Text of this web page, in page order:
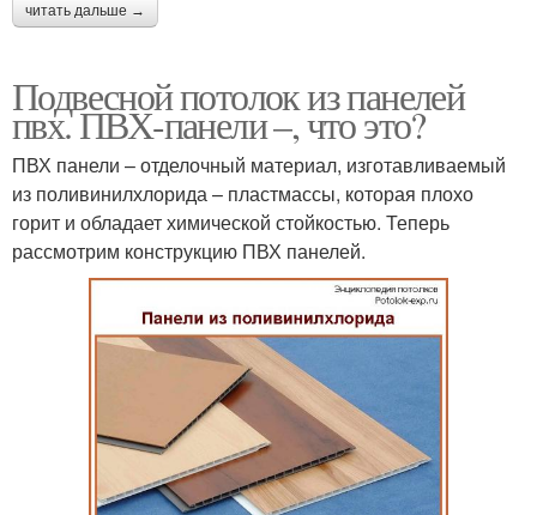
читать дальше →
Подвесной потолок из панелей
пвх. ПВХ-панели –, что это?
ПВХ панели – отделочный материал, изготавливаемый
из поливинилхлорида – пластмассы, которая плохо
горит и обладает химической стойкостью. Теперь
рассмотрим конструкцию ПВХ панелей.